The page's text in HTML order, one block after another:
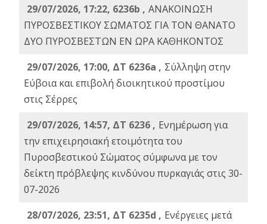
29/07/2026, 17:22, 6236b , ΑΝΑΚΟΙΝΩΣΗ
ΠΥΡΟΣΒΕΣΤΙΚΟΥ ΣΩΜΑΤΟΣ ΓΙΑ ΤΟΝ ΘΑΝΑΤΟ
ΔΥΟ ΠΥΡΟΣΒΕΣΤΩΝ ΕΝ ΩΡΑ ΚΑΘΗΚΟΝΤΟΣ
29/07/2026, 17:00, ΔΤ 6236a , Σύλληψη στην
Εύβοια και επιβολή διοικητικού προστίμου
στις Σέρρες
29/07/2026, 14:57, ΔΤ 6236 , Ενημέρωση για
την επιχειρησιακή ετοιμότητα του
Πυροσβεστικού Σώματος σύμφωνα με τον
δείκτη πρόβλεψης κινδύνου πυρκαγιάς στις 30-
07-2026
28/07/2026, 23:51, ΔΤ 6235d , Ενέργειες μετά